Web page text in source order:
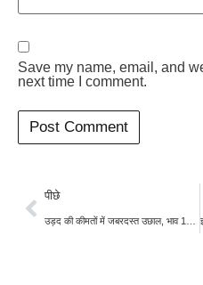
Save my name, email, and
next time I comment.
पीछे
उड़द की कीमतों में जबरदस्त उछाल, भाव 13 हजार रुपये प्रति क्विंटल के पार, जानिए देशभर की मंडियों का हाल